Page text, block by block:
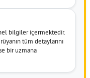
bilgiler içermektedir.
tüm detaylarını
bir uzmana